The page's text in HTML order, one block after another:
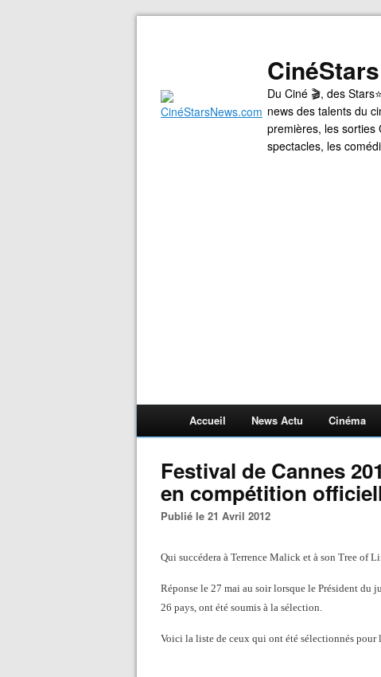
Du Ciné 🎬, des
news des talents du
premières, les sorties
spectacles, les
Accueil News Actu Cinéma
Festival de Cannes
en compétition
Publié le 21 Avril 2012
Qui succédera à Terrence Malick et à son Tree of
Réponse le 27 mai au soir lorsque le Président du
26 pays, ont été soumis à la sélection.
Voici la liste de ceux qui ont été sélectionnés